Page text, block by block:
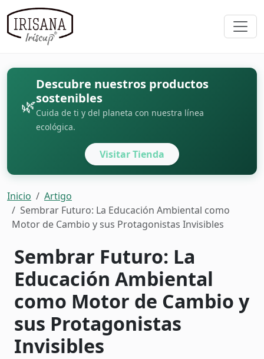
🌿
Descubre nuestros productos
sostenibles
Cuida de ti y del planeta con nuestra línea
ecológica.
Visitar Tienda
Inicio
Artigo
Sembrar Futuro: La Educación Ambiental como
Motor de Cambio y sus Protagonistas Invisibles
Sembrar Futuro: La
Educación Ambiental
como Motor de Cambio y
sus Protagonistas
Invisibles